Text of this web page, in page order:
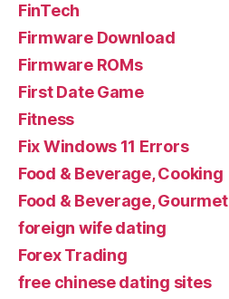
FinTech
Firmware Download
Firmware ROMs
First Date Game
Fitness
Fix Windows 11 Errors
Food & Beverage, Cooking
Food & Beverage, Gourmet
foreign wife dating
Forex Trading
free chinese dating sites